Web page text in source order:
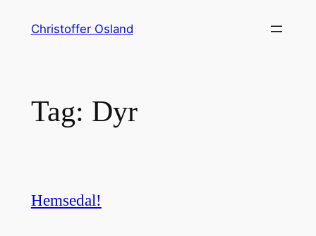
Christoffer Osland
Tag: Dyr
Hemsedal!